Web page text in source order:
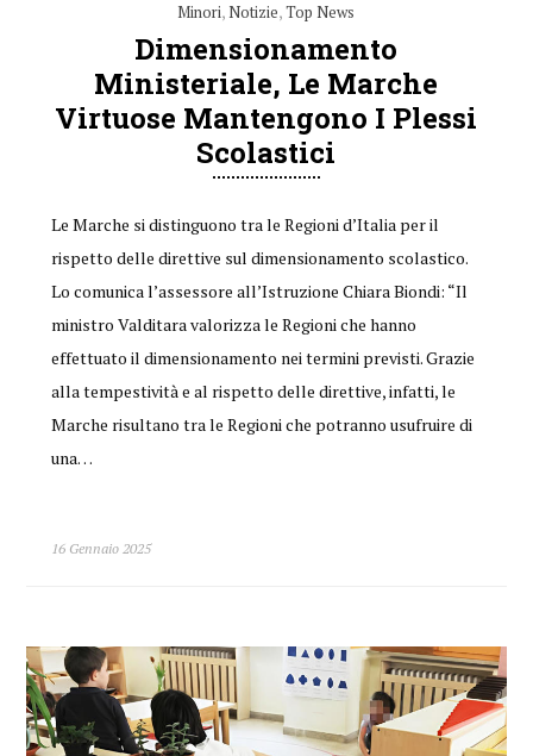
Minori,Notizie,Top News
Dimensionamento
Ministeriale, Le Marche
Virtuose Mantengono I Plessi
Scolastici
Le Marche si distinguono tra le Regioni d’Italia per il
rispetto delle direttive sul dimensionamento scolastico.
Lo comunica l’assessore all’Istruzione Chiara Biondi: “Il
ministro Valditara valorizza le Regioni che hanno
effettuato il dimensionamento nei termini previsti. Grazie
alla tempestività e al rispetto delle direttive, infatti, le
Marche risultano tra le Regioni che potranno usufruire di
una…
16 Gennaio 2025